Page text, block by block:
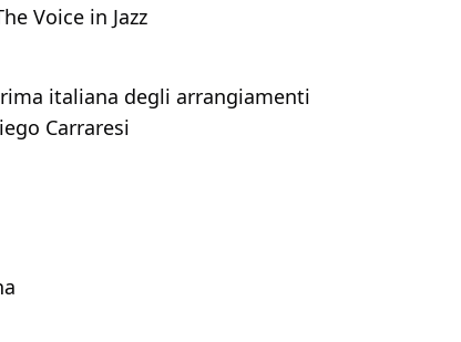
Voice in Jazz
italiana degli arrangiamenti
Carraresi